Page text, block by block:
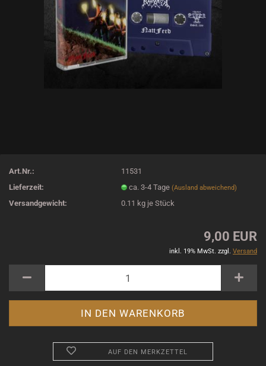
Art.Nr.:
11531
Lieferzeit:
ca. 3-4 Tage(Ausland abweichend)
Versandgewicht: 0.11 kg je Stück
9,00 EUR
inkl. 19% MwSt. zzgl. Versand
AUF DEN MERKZETTEL